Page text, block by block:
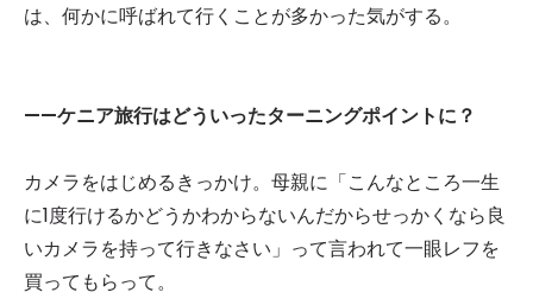
は、何かに呼ばれて行くことが多かった気がする。
——ケニア旅行はどういったターニングポイントに？
カメラをはじめるきっかけ。母親に「こんなところ一生
に1度行けるかどうかわからないんだからせっかくなら良
いカメラを持って行きなさい」って言われて一眼レフを
買ってもらって。